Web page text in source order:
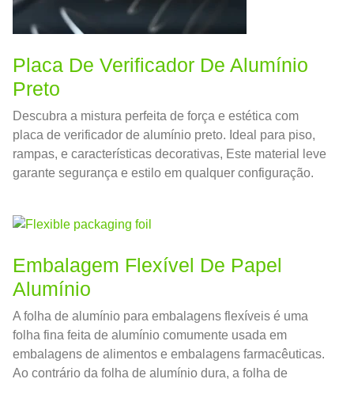
Placa De Verificador De Alumínio
Preto
Descubra a mistura perfeita de força e estética com
placa de verificador de alumínio preto. Ideal para piso,
rampas, e características decorativas, Este material leve
garante segurança e estilo em qualquer configuração.
Embalagem Flexível De Papel
Alumínio
A folha de alumínio para embalagens flexíveis é uma
folha fina feita de alumínio comumente usada em
embalagens de alimentos e embalagens farmacêuticas.
Ao contrário da folha de alumínio dura, a folha de